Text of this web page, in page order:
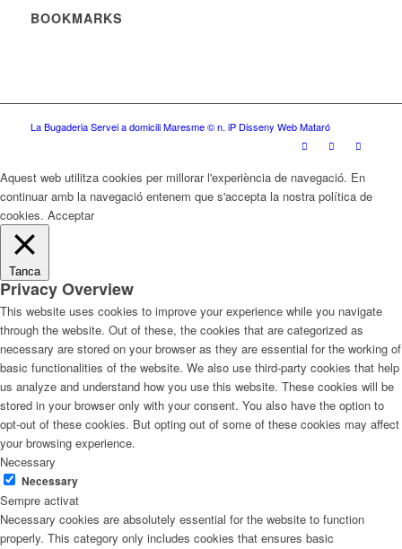
BOOKMARKS
La Bugaderia Servei a domicili Maresme© n. iP Disseny Web Mataró
Aquest web utilitza cookies per millorar l'experiència de navegació. En
continuar amb la navegació entenem que s'accepta la nostra política de
cookies. Acceptar
Tanca
Privacy Overview
This website uses cookies to improve your experience while you navigate
through the website. Out of these, the cookies that are categorized as
necessary are stored on your browser as they are essential for the working of
basic functionalities of the website. We also use third-party cookies that help
us analyze and understand how you use this website. These cookies will be
stored in your browser only with your consent. You also have the option to
opt-out of these cookies. But opting out of some of these cookies may affect
your browsing experience.
Necessary
Necessary
Sempre activat
Necessary cookies are absolutely essential for the website to function
properly. This category only includes cookies that ensures basic